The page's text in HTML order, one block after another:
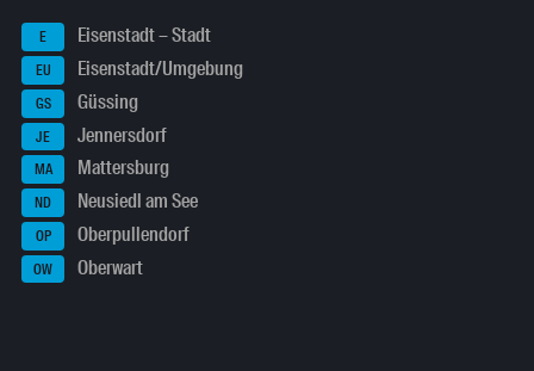
E Eisenstadt – Stadt
EU Eisenstadt/Umgebung
GS Güssing
JE Jennersdorf
MA Mattersburg
ND Neusiedl am See
OP Oberpullendorf
OW Oberwart